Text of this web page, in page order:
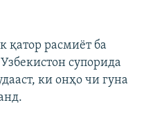
қатор расмиёт ба
супорида
ки онҳо чи гуна